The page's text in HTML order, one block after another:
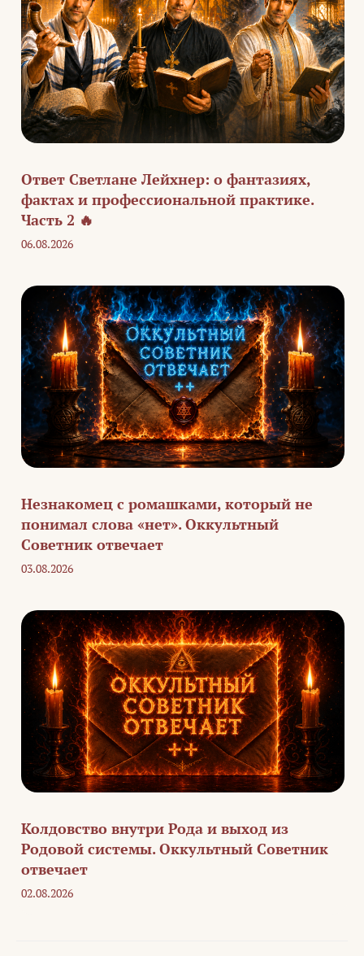
Ответ Светлане Лейхнер: о фантазиях,
фактах и профессиональной практике.
Часть 2 🔥
06.08.2026
Незнакомец с ромашками, который не
понимал слова «нет». Оккультный
Советник отвечает
03.08.2026
Колдовство внутри Рода и выход из
Родовой системы. Оккультный Советник
отвечает
02.08.2026